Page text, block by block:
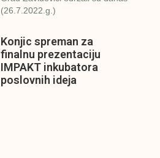
(26.7.2022.g.)
Konjic spreman za
finalnu prezentaciju
IMPAKT inkubatora
poslovnih ideja